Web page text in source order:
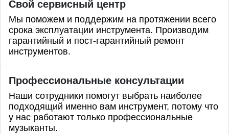
Свой сервисный центр
Мы поможем и поддержим на протяжении всего
срока эксплуатации инструмента. Производим
гарантийный и пост-гарантийный ремонт
инструментов.
Профессиональные консультации
Наши сотрудники помогут выбрать наиболее
подходящий именно вам инструмент, потому что
у нас работают только профессиональные
музыканты.